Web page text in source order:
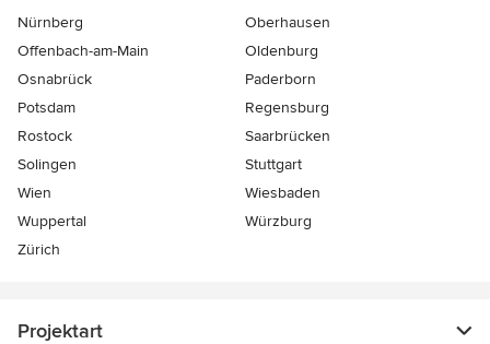
Nürnberg
Oberhausen
Offenbach-am-Main
Oldenburg
Osnabrück
Paderborn
Potsdam
Regensburg
Rostock
Saarbrücken
Solingen
Stuttgart
Wien
Wiesbaden
Wuppertal
Würzburg
Zürich
Projektart